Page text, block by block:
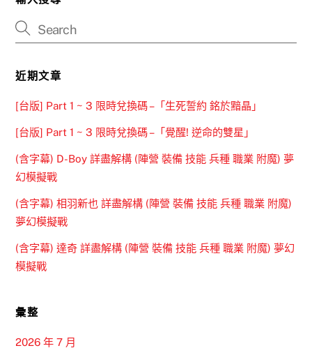
近期文章
[台版] Part 1 ~ 3 限時兌換碼 –「生死誓約 銘於黯晶」
[台版] Part 1 ~ 3 限時兌換碼 –「覺醒! 逆命的雙星」
(含字幕) D-Boy 詳盡解構 (陣營 裝備 技能 兵種 職業 附魔) 夢
幻模擬戰
(含字幕) 相羽新也 詳盡解構 (陣營 裝備 技能 兵種 職業 附魔)
夢幻模擬戰
(含字幕) 達奇 詳盡解構 (陣營 裝備 技能 兵種 職業 附魔) 夢幻
模擬戰
彙整
2026 年 7 月